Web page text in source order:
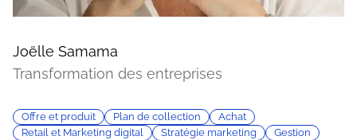
Joëlle Samama
Transformation des entreprises
Offre et produit Plan de collection
Achat
Retail et Marketing digital
Stratégie marketing
Gestion